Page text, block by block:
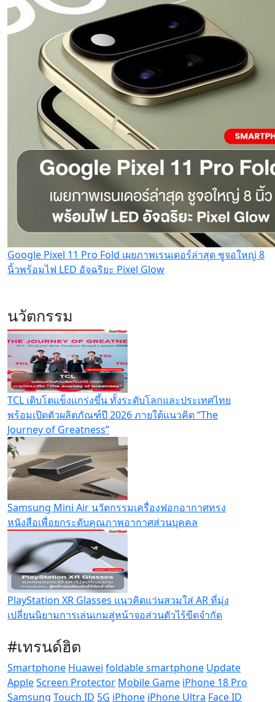
Google Pixel 11 Pro Fold เผยภาพเรนเดอร์ล่าสุด ชูจอใหญ่ 8
นิ้วพร้อมไฟ LED อัจฉริยะ Pixel Glow
นวัตกรรม
TCL เติบโตแข็งแกร่งขึ้น ทั้งระดับโลกและประเทศไทย
พร้อมเปิดตัวผลิตภัณฑ์ปี 2026 ภายใต้แนวคิด “The
Journey of Greatness”
Samsung Mini Air นวัตกรรมเครื่องฟอกอากาศทรง
หนังสือเพื่อยกระดับคุณภาพอากาศส่วนบุคคล
PlayStation XR Glasses แนวคิดแว่นสวมใส่ AR ที่มุ่ง
เปลี่ยนนิยามการเล่นเกมสู่หน้าจอส่วนตัวไร้ขีดจำกัด
#เทรนด์ฮิต
Smartphone Huawei foldable smartphone Update
AppleScreen Protector Mobile Game iPhone 18 Pro
Samsung Touch ID 5G iPhone iPhone Ultra Face ID